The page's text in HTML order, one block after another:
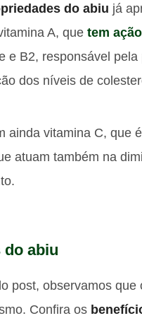
do abiu já
A, que tem
e B2, responsável
dos níveis de
ainda vitamina C, que
atuam também na
do abiu
post, observamos
Confira os